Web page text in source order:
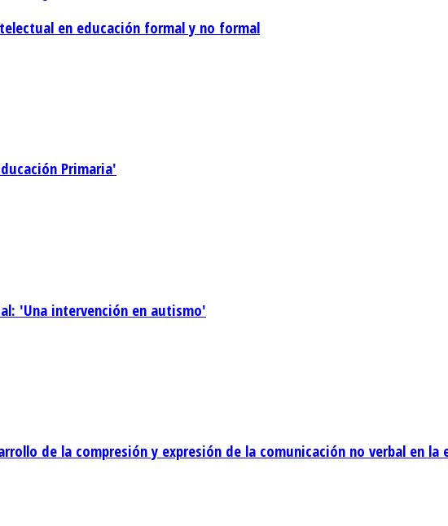
en educación formal y no formal
Primaria'
'Una intervención en autismo'
de la compresión y expresión de la comunicación no verbal en